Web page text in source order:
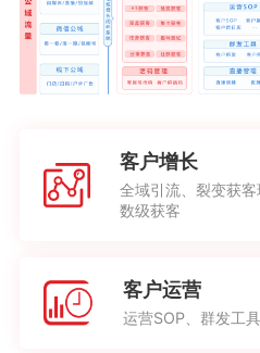
客户增长
全域引流、裂变获
数级获客
客户运营
运营SOP、群发工